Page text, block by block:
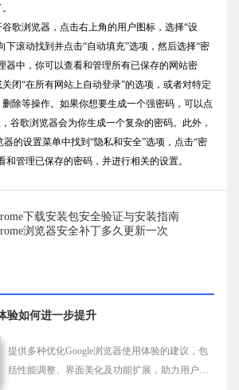
歌浏览器，点击右上角的用户图标，选择“设
下滚动找到并点击“自动填充”选项，然后选择“密
器中，你可以查看和管理所有已保存的网站密
闭“在所有网站上自动登录”的选项，或者对特定
除等操作。如果你想要生成一个强密码，可以点
谷歌浏览器会为你生成一个复杂的密码。此外，
器的设置菜单中找到“隐私和安全”选项，点击“密
和管理已保存的密码，并进行相关的设置。
下载安装包安全验证与安装指南
浏览器安全补丁多久更新一次
验如何进一步提升
提供多种优化Google浏览器使用体验的建议，包
括性能调整、界面美化及功能扩展，助力用户高